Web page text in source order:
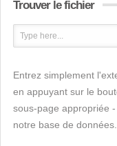
Trouver le fichier
Entrez simplement
en appuyant sur le
sous-page appropriée
notre base de données.